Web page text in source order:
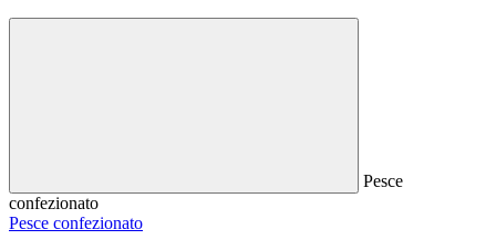
Pesce
confezionato
Pesce confezionato